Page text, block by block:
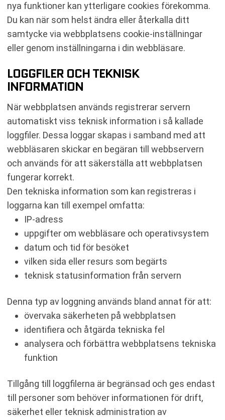
nya funktioner kan ytterligare cookies förekomma.
Du kan när som helst ändra eller återkalla ditt
samtycke via webbplatsens cookie-inställningar
eller genom inställningarna i din webbläsare.
LOGGFILER OCH TEKNISK
INFORMATION
När webbplatsen används registrerar servern
automatiskt viss teknisk information i så kallade
loggfiler. Dessa loggar skapas i samband med att
webbläsaren skickar en begäran till webbservern
och används för att säkerställa att webbplatsen
fungerar korrekt.
Den tekniska information som kan registreras i
loggarna kan till exempel omfatta:
IP-adress
uppgifter om webbläsare och operativsystem
datum och tid för besöket
vilken sida eller resurs som begärts
teknisk statusinformation från servern
Denna typ av loggning används bland annat för att:
övervaka säkerheten på webbplatsen
identifiera och åtgärda tekniska fel
analysera och förbättra webbplatsens tekniska
funktion
Tillgång till loggfilerna är begränsad och ges endast
till personer som behöver informationen för drift,
säkerhet eller teknisk administration av